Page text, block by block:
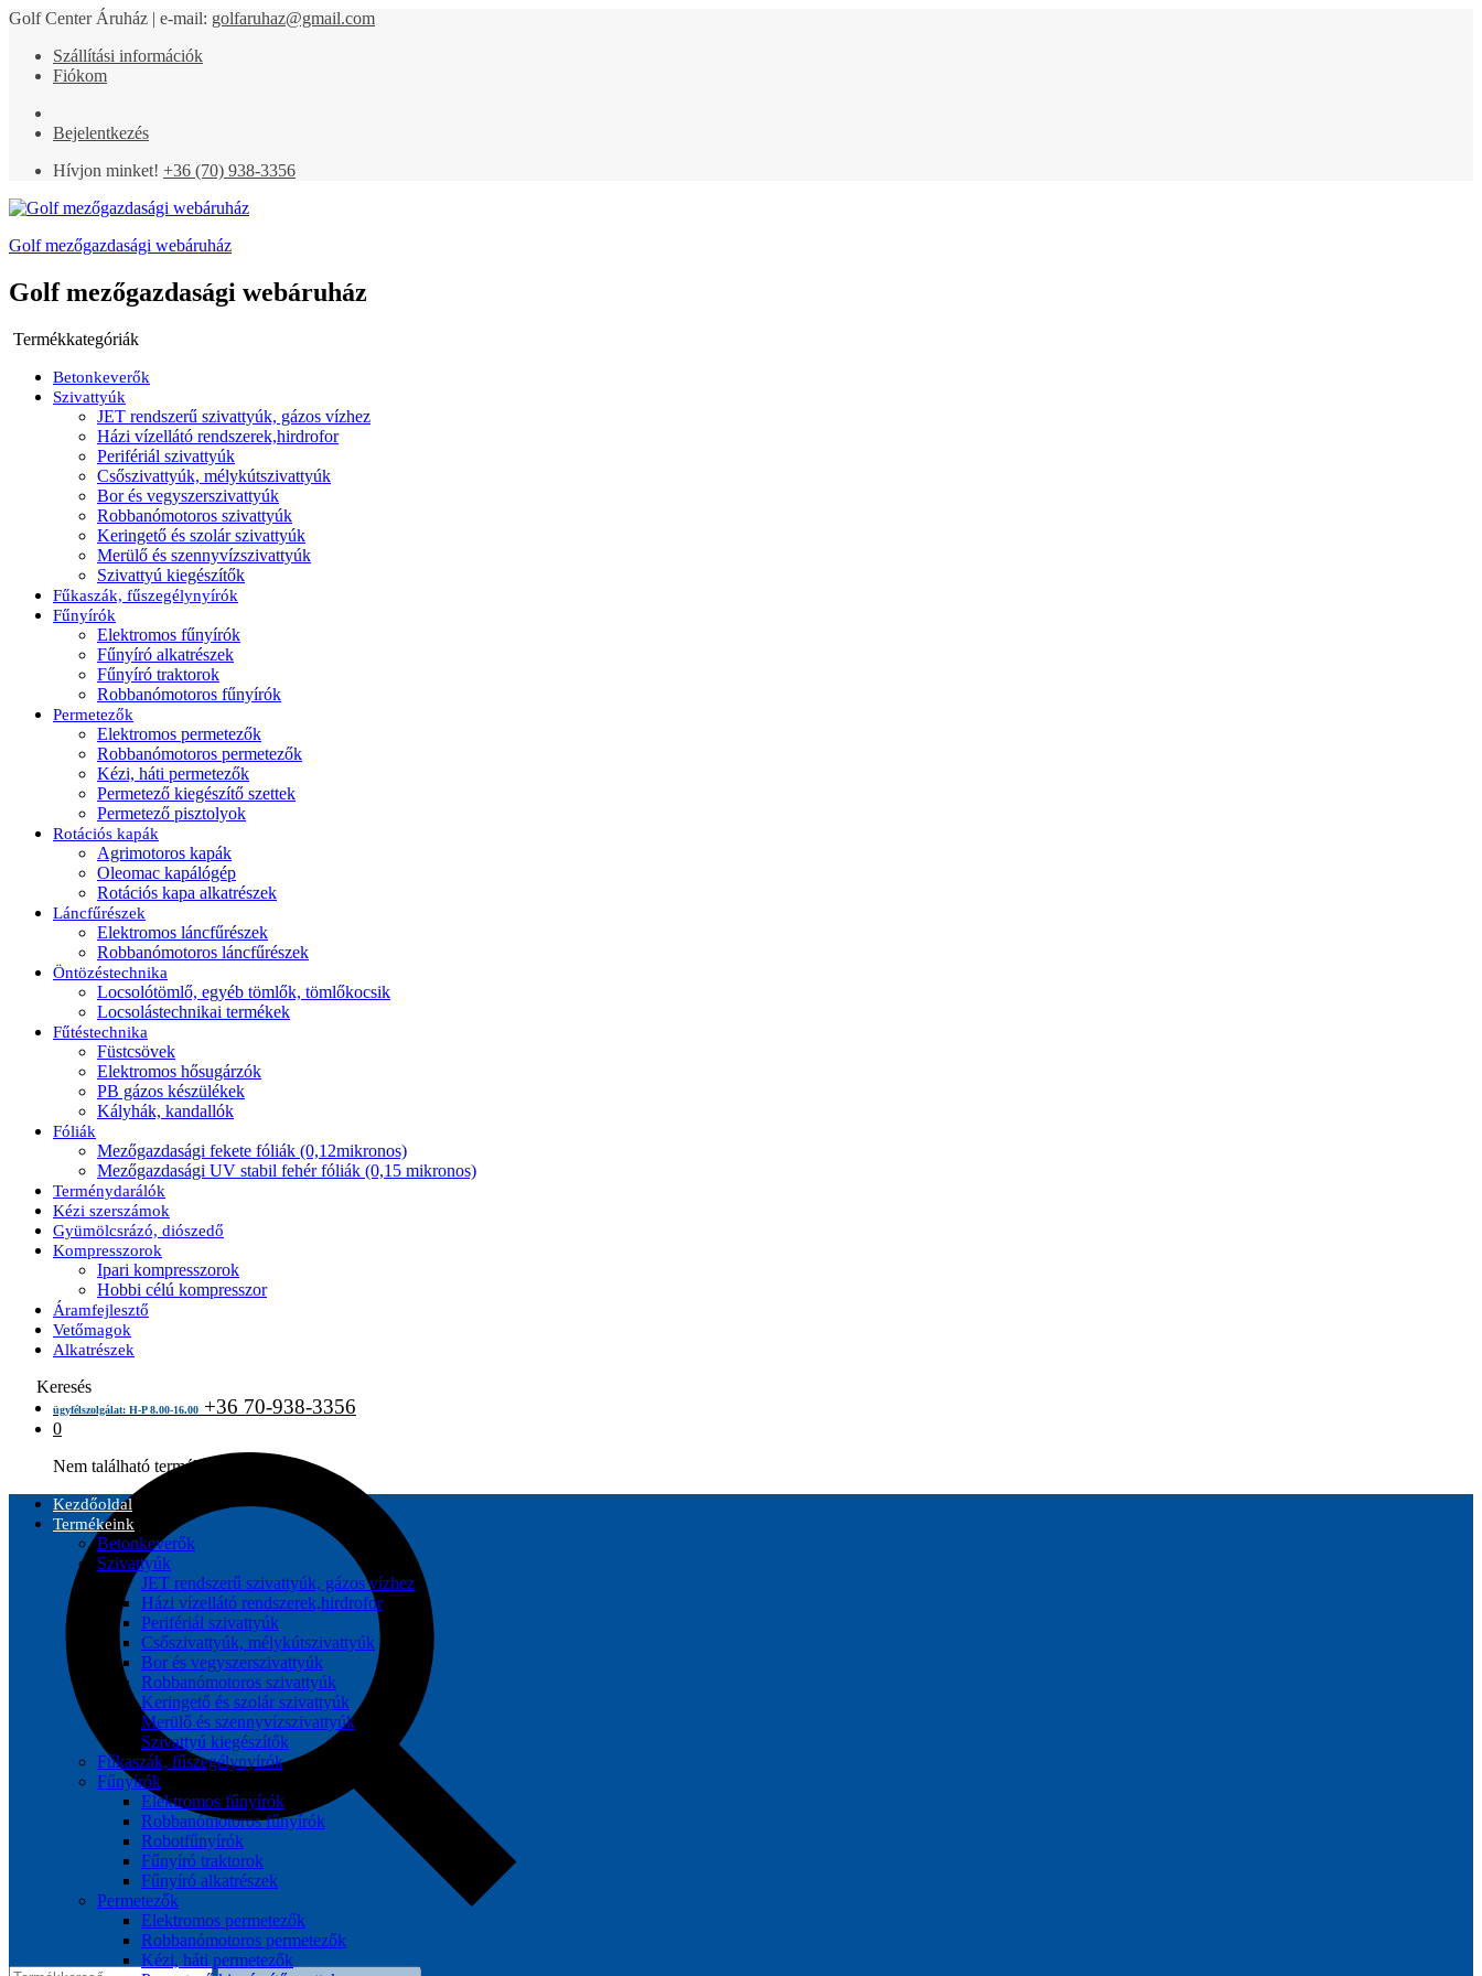
Golf Center Áruház | e-mail: golfaruhaz@gmail.com
Szállítási információk
Fiókom
Bejelentkezés
Hívjon minket! +36 (70) 938-3356
Golf mezőgazdasági webáruház
Golf mezőgazdasági webáruház
Termékkategóriák
Betonkeverők
Szivattyúk
JET rendszerű szivattyúk, gázos vízhez
Házi vízellátó rendszerek,hirdrofor
Perifériál szivattyúk
Csőszivattyúk, mélykútszivattyúk
Bor és vegyszerszivattyúk
Robbanómotoros szivattyúk
Keringető és szolár szivattyúk
Merülő és szennyvízszivattyúk
Szivattyú kiegészítők
Fűkaszák, fűszegélynyírók
Fűnyírók
Elektromos fűnyírók
Fűnyíró alkatrészek
Fűnyíró traktorok
Robbanómotoros fűnyírók
Permetezők
Elektromos permetezők
Robbanómotoros permetezők
Kézi, háti permetezők
Permetező kiegészítő szettek
Permetező pisztolyok
Rotációs kapák
Agrimotoros kapák
Oleomac kapálógép
Rotációs kapa alkatrészek
Láncfűrészek
Elektromos láncfűrészek
Robbanómotoros láncfűrészek
Öntözéstechnika
Locsolótömlő, egyéb tömlők, tömlőkocsik
Locsolástechnikai termékek
Fűtéstechnika
Füstcsövek
Elektromos hősugárzók
PB gázos készülékek
Kályhák, kandallók
Fóliák
Mezőgazdasági fekete fóliák (0,12mikronos)
Mezőgazdasági UV stabil fehér fóliák (0,15 mikronos)
Terménydarálók
Kézi szerszámok
Gyümölcsrázó, diószedő
Kompresszorok
Ipari kompresszorok
Hobbi célú kompresszor
Áramfejlesztő
Vetőmagok
Alkatrészek
Keresés
ügyfélszolgálat: H-P 8.00-16.00 +36 70-938-3356
0
Nem található termék a kosárban.
Kezdőoldal
Termékeink
Betonkeverők
Szivattyúk
JET rendszerű szivattyúk, gázos vízhez
Házi vízellátó rendszerek,hirdrofor
Perifériál szivattyúk
Csőszivattyúk, mélykútszivattyúk
Bor és vegyszerszivattyúk
Robbanómotoros szivattyúk
Keringető és szolár szivattyúk
Merülő és szennyvízszivattyúk
Szivattyú kiegészítők
Fűkaszák, fűszegélynyírók
Fűnyírók
Elektromos fűnyírók
Robbanómotoros fűnyírók
Robotfűnyírók
Fűnyíró traktorok
Fűnyíró alkatrészek
Permetezők
Elektromos permetezők
Robbanómotoros permetezők
Kézi, háti permetezők